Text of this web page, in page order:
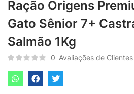
Ração Origens
Gato Sênior 7+
Salmão 1Kg
0 Avaliações de Clientes